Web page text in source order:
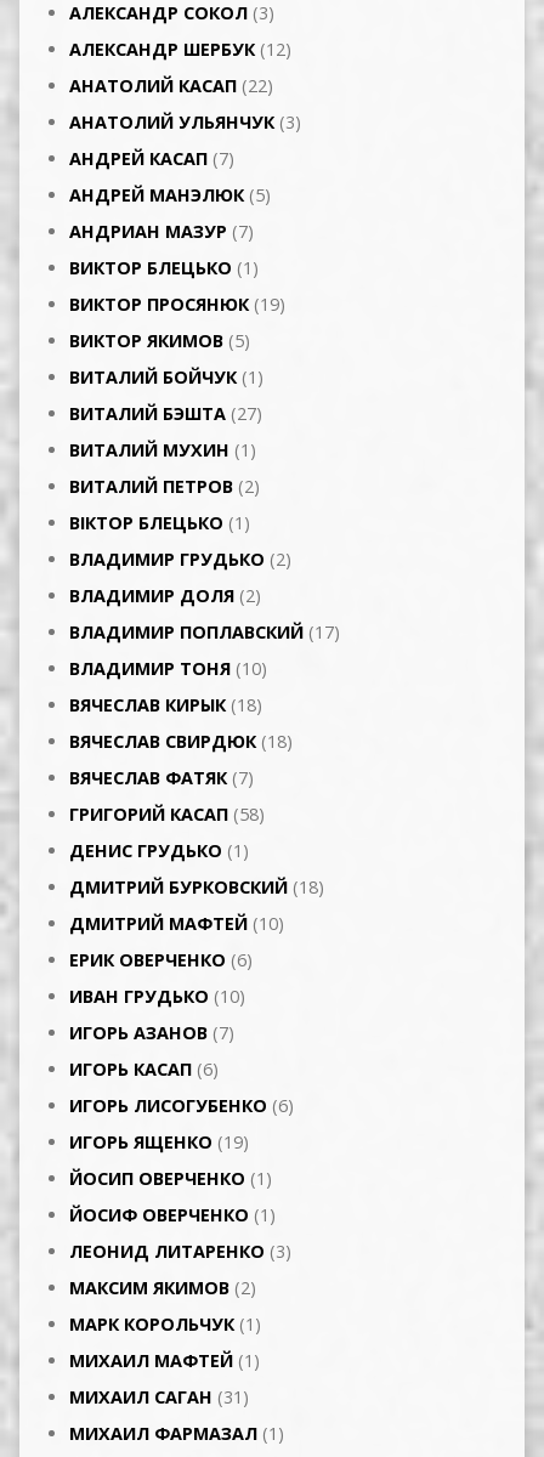
АЛЕКСАНДР СОКОЛ (3)
АЛЕКСАНДР ШЕРБУК(12)
АНАТОЛИЙ КАСАП (22)
АНАТОЛИЙ УЛЬЯНЧУК(3)
АНДРЕЙ КАСАП (7)
АНДРЕЙ МАНЭЛЮК(5)
АНДРИАН МАЗУР (7)
ВИКТОР БЛЕЦЬКО (1)
ВИКТОР ПРОСЯНЮК(19)
ВИКТОР ЯКИМОВ (5)
ВИТАЛИЙ БОЙЧУК(1)
ВИТАЛИЙ БЭШТА (27)
ВИТАЛИЙ МУХИН (1)
ВИТАЛИЙ ПЕТРОВ (2)
ВІКТОР БЛЕЦЬКО (1)
ВЛАДИМИР ГРУДЬКО (2)
ВЛАДИМИР ДОЛЯ (2)
ВЛАДИМИР ПОПЛАВСКИЙ (17)
ВЛАДИМИР ТОНЯ (10)
ВЯЧЕСЛАВ КИРЫК(18)
ВЯЧЕСЛАВ СВИРДЮК(18)
ВЯЧЕСЛАВ ФАТЯК(7)
ГРИГОРИЙ КАСАП (58)
ДЕНИС ГРУДЬКО (1)
ДМИТРИЙ БУРКОВСКИЙ (18)
ДМИТРИЙ МАФТЕЙ (10)
ЕРИК ОВЕРЧЕНКО (6)
ИВАН ГРУДЬКО (10)
ИГОРЬ АЗАНОВ (7)
ИГОРЬ КАСАП (6)
ИГОРЬ ЛИСОГУБЕНКО (6)
ИГОРЬ ЯЩЕНКО (19)
ЙОСИП ОВЕРЧЕНКО (1)
ЙОСИФ ОВЕРЧЕНКО (1)
ЛЕОНИД ЛИТАРЕНКО (3)
МАКСИМ ЯКИМОВ (2)
МАРК КОРОЛЬЧУК(1)
МИХАИЛ МАФТЕЙ (1)
МИХАИЛ САГАН (31)
МИХАИЛ ФАРМАЗАЛ (1)